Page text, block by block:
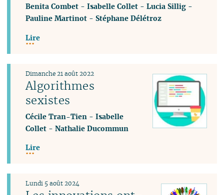
Benita Combet -Isabelle Collet -Lucia Sillig -
Pauline Martinot -Stéphane Délétroz
Lire
Algorithmes
sexistes
Dimanche 21 août 2022
Cécile Tran-Tien -Isabelle
Collet -Nathalie Ducommun
Lire
Lundi 5 août 2024